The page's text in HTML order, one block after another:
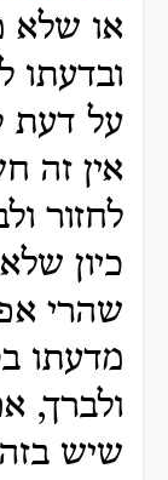
או שלא
ובדעתו
על דעת
אין זה
לחזור
כיון
שהרי
מדעתו
ולברך,
שיש בזה